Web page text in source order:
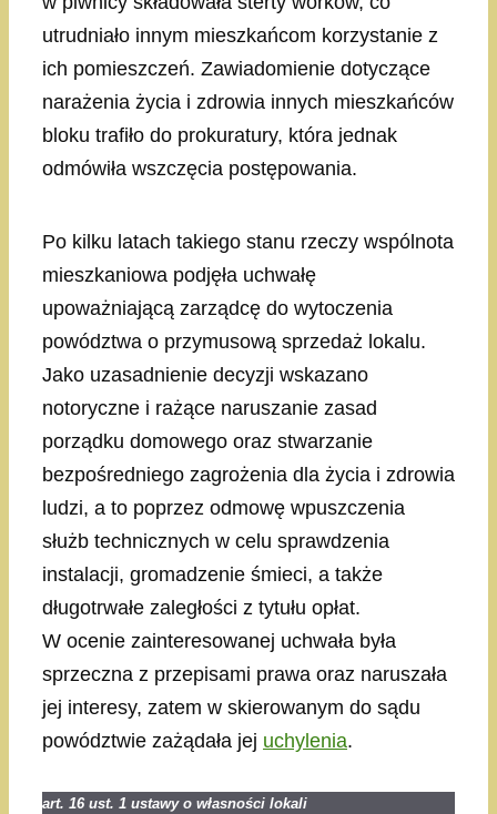
utrudniało innym mieszkańcom korzystanie z
ich pomieszczeń. Zawiadomienie dotyczące
narażenia życia i zdrowia innych mieszkańców
bloku trafiło do prokuratury, która jednak
odmówiła wszczęcia postępowania.
Po kilku latach takiego stanu rzeczy wspólnota
mieszkaniowa podjęła uchwałę
upoważniającą zarządcę do wytoczenia
powództwa o przymusową sprzedaż lokalu.
Jako uzasadnienie decyzji wskazano
notoryczne i rażące naruszanie zasad
porządku domowego oraz stwarzanie
bezpośredniego zagrożenia dla życia i zdrowia
ludzi, a to poprzez odmowę wpuszczenia
służb technicznych w celu sprawdzenia
instalacji, gromadzenie śmieci, a także
długotrwałe zaległości z tytułu opłat.
W ocenie zainteresowanej uchwała była
sprzeczna z przepisami prawa oraz naruszała
jej interesy, zatem w skierowanym do sądu
powództwie zażądała jej uchylenia.
art. 16 ust. 1 ustawy o własności lokali